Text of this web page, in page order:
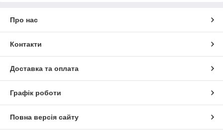
Про нас
Контакти
Доставка та оплата
Графік роботи
Повна версія сайту